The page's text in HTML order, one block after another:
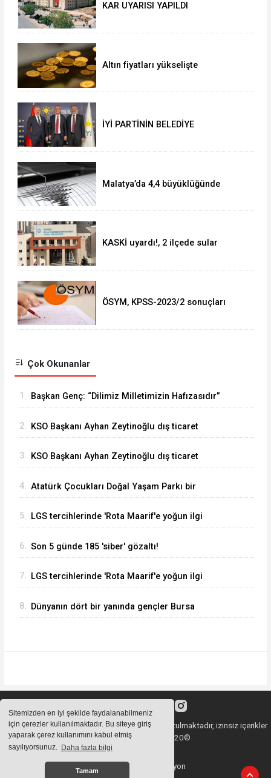
Sitemizden en iyi şekilde faydalanabilmeniz
için çerezler kullanılmaktadır. Bu siteye giriş
yaparak çerez kullanımını kabul etmiş
sayılıyorsunuz. Daha fazla bilgi
Tamam
KAR UYARISI YAPILDI
Altın fiyatları yükselişte
İYİ PARTİNİN BELEDİYE
Malatya’da 4,4 büyüklüğünde
KASKİ uyardı!, 2 ilçede sular
ÖSYM, KPSS-2023/2 sonuçları
Çok Okunanlar
1. Başkan Genç: “Dilimiz Milletimizin Hafızasıdır”
2. KSO Başkanı Ayhan Zeytinoğlu dış ticaret
3. KSO Başkanı Ayhan Zeytinoğlu dış ticaret
4. Atatürk Çocukları Doğal Yaşam Parkı bir
5. LGS tercihlerinde 'Rota Maarif'e yoğun ilgi
6. Son 5 günde 185 'siber' gözaltı!
7. LGS tercihlerinde 'Rota Maarif'e yoğun ilgi
8. Dünyanın dört bir yanında gençler Bursa
Sitemizde bulunan içeriklerin tüm hakları saklı tutulmaktadır, izinsiz içerikler
kullanılamaz. Copyright 2020©
Haber Yazılımı:
Web Aksiyon